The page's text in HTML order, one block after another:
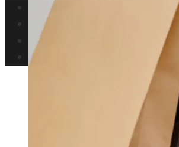
Inversiones y negocios
Responsabilidad social
Cultura y ocio
Ciencia y tecnología